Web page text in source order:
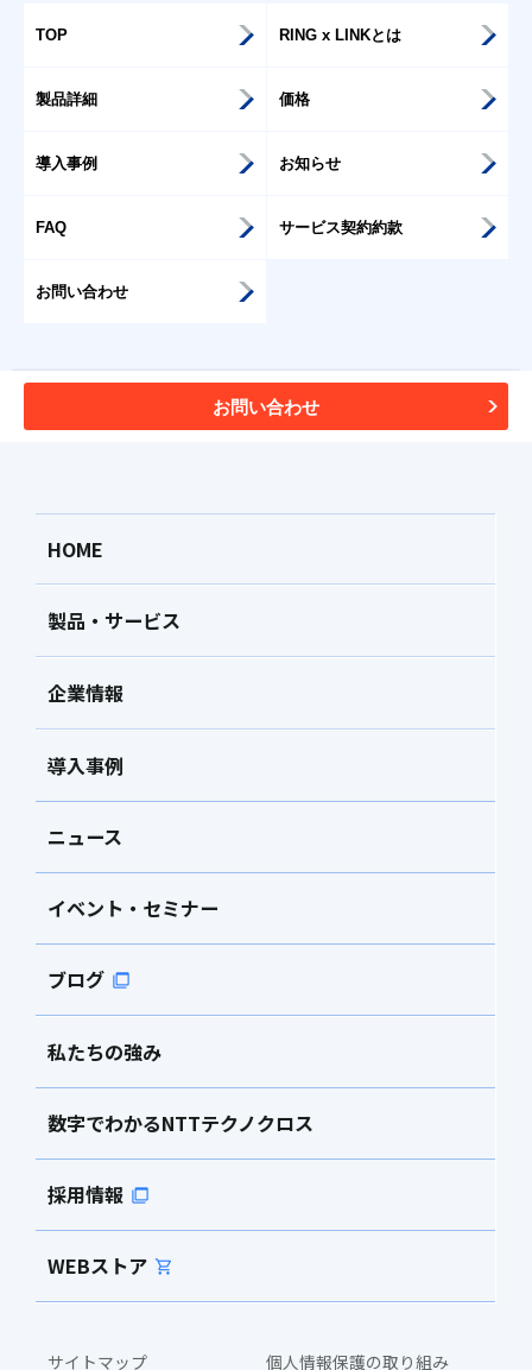
TOP RING x LINKとは
製品詳細 価格
導入事例 お知らせ
FAQ サービス契約約款
お問い合わせ
お問い合わせ
HOME
製品・サービス
企業情報
導入事例
ニュース
イベント・セミナー
ブログ
私たちの強み
数字でわかるNTTテクノクロス
採用情報
WEBストア
サイトマップ 個人情報保護の取り組み